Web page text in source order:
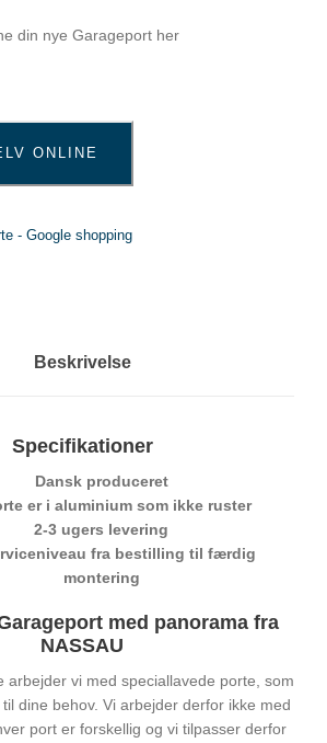
din nye Garageport her
ONLINE
- Google shopping
Beskrivelse
Specifikationer
Dansk produceret
er i aluminium som ikke ruster
2-3 ugers levering
fra bestilling til færdig
montering
med panorama fra
NASSAU
arbejder vi med speciallavede porte, som
dine behov. Vi arbejder derfor ikke med
port er forskellig og vi tilpasser derfor